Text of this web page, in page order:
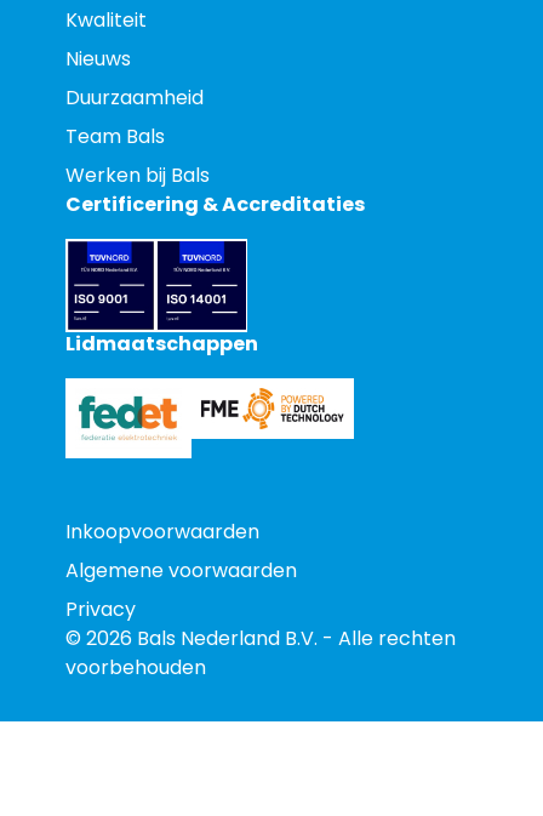
Kwaliteit
Nieuws
Duurzaamheid
Team Bals
Werken bij Bals
Certificering & Accreditaties
Lidmaatschappen
Inkoopvoorwaarden
Algemene voorwaarden
Privacy
© 2026 Bals Nederland B.V. - Alle rechten
voorbehouden